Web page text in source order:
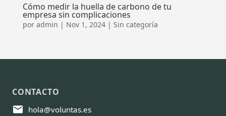
Cómo medir la huella de carbono de tu
empresa sin complicaciones
por admin | Nov 1, 2024| Sin categoría
CONTACTO
hola@voluntas.es